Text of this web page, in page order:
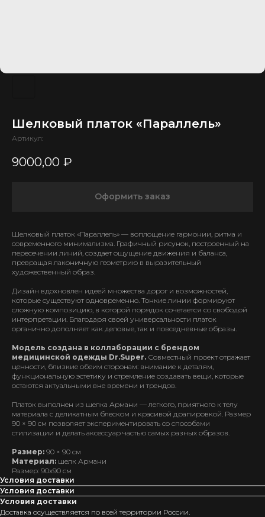
Шелковый платок «Параллель»
Артикул:
9000,00 ₽
Оформить заказ
Шелковый платок «Параллель» — воплощение гармонии, ритма и
современного минимализма. Графичный рисунок, построенный на
пересечении линий, создает ощущение движения и баланса,
превращая лаконичную геометрию в выразительный
художественный образ.
Дизайн вдохновлен идеей множества дорог и возможностей,
которые существуют одновременно. Тонкие линии формируют
сложную композицию, в которой порядок сочетается со свободой
интерпретации. Благодаря своей универсальности платок
органично дополняет как деловые, так и повседневные образы.
Модель создана в коллаборации с брендом
медицинской одежды Dr.Super. Совместный проект отражает
ценности, близкие обеим сторонам: внимание к деталям,
функциональную эстетику и стремление создавать вещи, которые
остаются актуальными вне времени и трендов.
Платок выполнен из шелка Армани — легкого, приятного к телу
материала с деликатным блеском и красивой драпировкой. Размер
90 × 90 см позволяет экспериментировать со способами
стилизации и делать аксессуар частью самых разных образов.
Размер: 90 × 90 см
Материал: шелк Армани
Размер: 90х90 см
Условия доставки
Условия доставки
Условия доставки
Доставка осуществляется по всей территории России.